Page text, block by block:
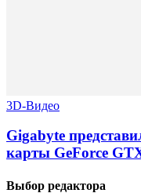
3D-Видео
Gigabyte
карты GeForce
Выбор редактора